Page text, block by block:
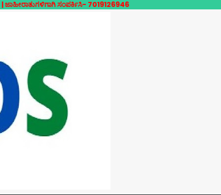
ಸಂಪರ್ಕಿಸಿ- 7019126946